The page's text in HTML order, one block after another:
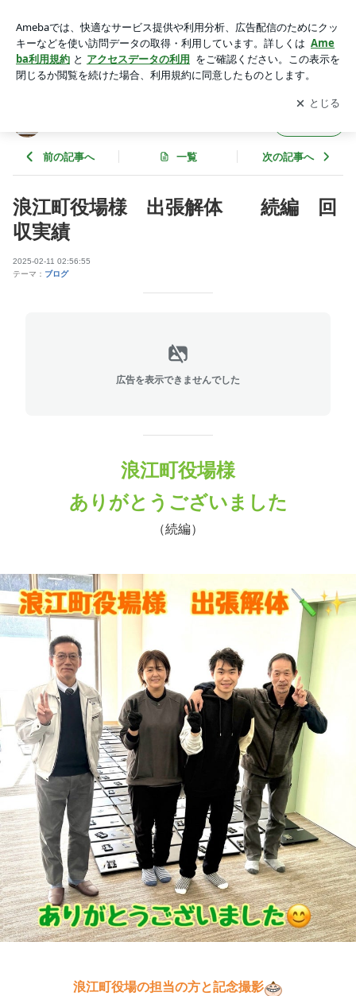
のブログアプリをダウンロードして ブログの更新通知
を受け取りまし
ょう。
開く
前の記事へ 一覧 次の記事へ
浪江町役場様 出張解体 続編 回
収実績
2025-02-11 02:56:55
テーマ： ブログ
広告を表示できませんでした
浪江町役場様
ありがとうございました
（続編）
浪江町役場の担当の方と記念撮影